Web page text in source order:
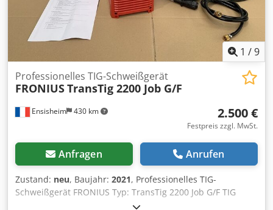
1 /9
Ensisheim 430 km
Professionelles TIG-Schweißgerät
FRONIUSTransTig 2200 Job G/F
2.500 €
Festpreis zzgl. MwSt.
Anfragen Anrufen
Zustand: neu, Baujahr: 2021, Professionelles TIG-
Schweißgerät FRONIUS Typ: TransTig 2200 Job G/F TIG
Gleichstrom (DC) Djdpfxozmxvhe Aldjkr Maximale Leistung: